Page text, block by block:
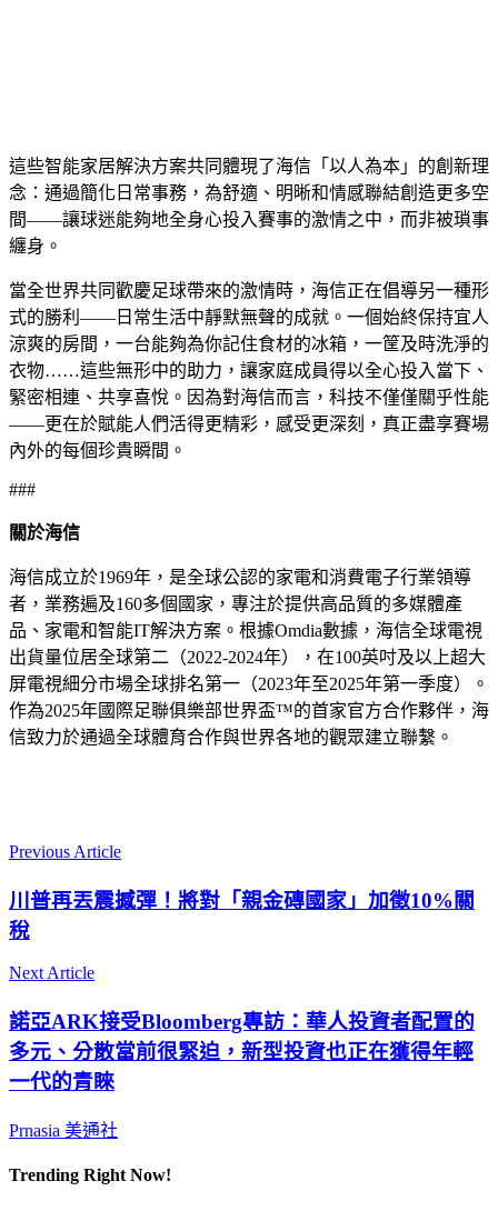
這些智能家居解決方案共同體現了海信「以人為本」的創新理
念：通過簡化日常事務，為舒適、明晰和情感聯結創造更多空
間——讓球迷能夠地全身心投入賽事的激情之中，而非被瑣事
纏身。
當全世界共同歡慶足球帶來的激情時，海信正在倡導另一種形
式的勝利——日常生活中靜默無聲的成就。一個始終保持宜人
涼爽的房間，一台能夠為你記住食材的冰箱，一筐及時洗淨的
衣物……這些無形中的助力，讓家庭成員得以全心投入當下、
緊密相連、共享喜悅。因為對海信而言，科技不僅僅關乎性能
——更在於賦能人們活得更精彩，感受更深刻，真正盡享賽場
內外的每個珍貴瞬間。
###
關於海信
海信成立於1969年，是全球公認的家電和消費電子行業領導
者，業務遍及160多個國家，專注於提供高品質的多媒體產
品、家電和智能IT解決方案。根據Omdia數據，海信全球電視
出貨量位居全球第二（2022-2024年），在100英吋及以上超大
屏電視細分市場全球排名第一（2023年至2025年第一季度）。
作為2025年國際足聯俱樂部世界盃™的首家官方合作夥伴，海
信致力於通過全球體育合作與世界各地的觀眾建立聯繫。
Previous Article
川普再丟震撼彈！將對「親金磚國家」加徵10%關
稅
Next Article
諾亞ARK接受Bloomberg專訪：華人投資者配置的
多元、分散當前很緊迫，新型投資也正在獲得年輕
一代的青睞
Prnasia 美通社
Trending Right Now!